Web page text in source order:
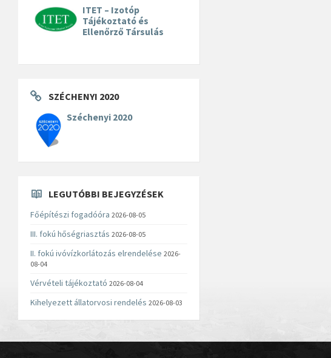
ITET – Izotóp
Tájékoztató és
Ellenőrző Társulás
SZÉCHENYI 2020
Széchenyi 2020
LEGUTÓBBI BEJEGYZÉSEK
Főépítészi fogadóóra 2026-08-05
III. fokú hőségriasztás 2026-08-05
II. fokú ivóvízkorlátozás elrendelése 2026-
08-04
Vérvételi tájékoztató 2026-08-04
Kihelyezett állatorvosi rendelés 2026-08-03